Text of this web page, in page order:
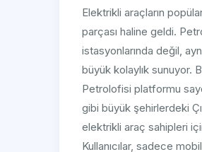
Elektrikli araçların
parçası haline geldi.
istasyonlarında değil,
büyük kolaylık sunuyor.
Petrolofisi platformu
gibi büyük şehirlerdeki
elektrikli araç sahipleri
Kullanıcılar, sadece